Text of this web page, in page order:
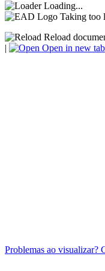
Loading...
Taking too
Reload
|
Open in new tab
Problemas ao